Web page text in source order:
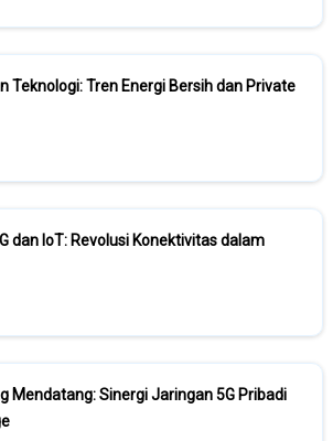
Teknologi: Tren Energi Bersih dan Private
dan IoT: Revolusi Konektivitas dalam
Mendatang: Sinergi Jaringan 5G Pribadi